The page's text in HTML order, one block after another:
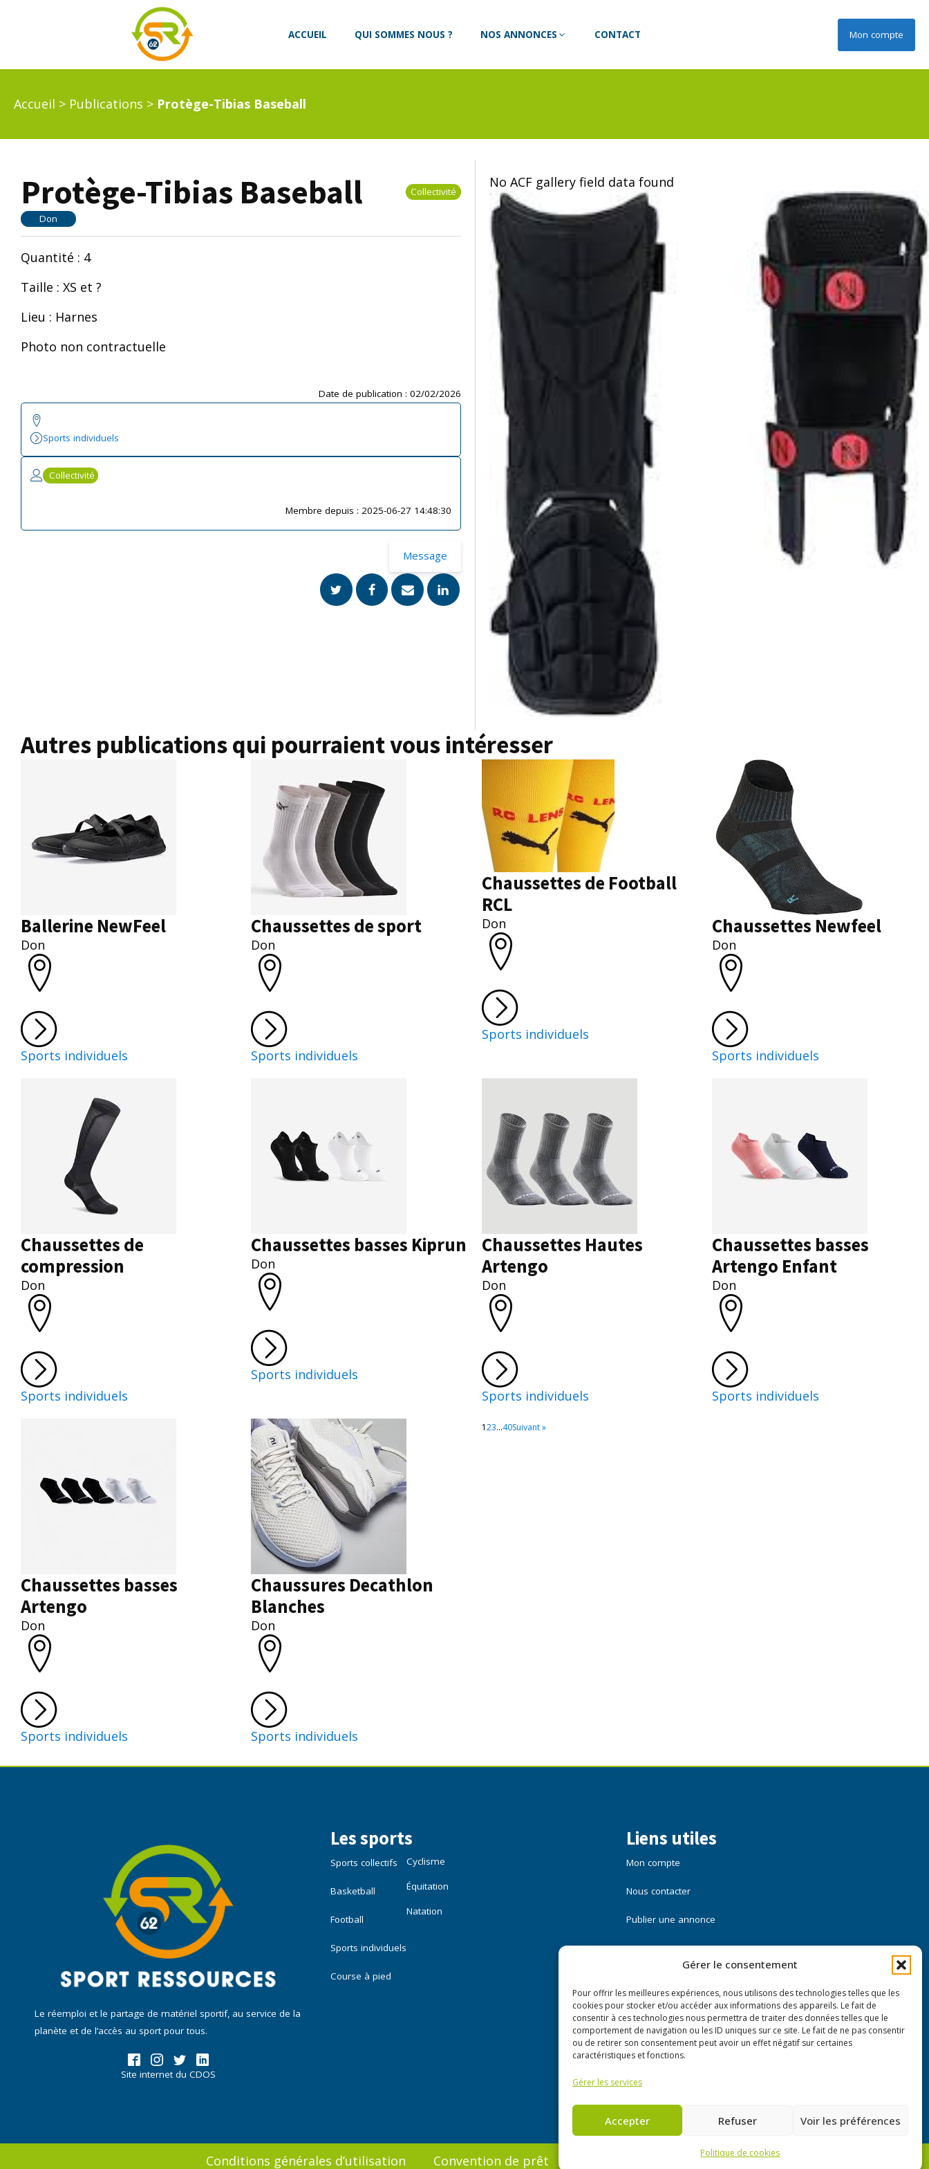
Gérer le consentement
Pour offrir les meilleures expériences, nous utilisons des technologies telles que les
cookies pour stocker et/ou accéder aux informations des appareils. Le fait de
consentir à ces technologies nous permettra de traiter des données telles que le
comportement de navigation ou les ID uniques sur ce site. Le fait de ne pas consentir
ou de retirer son consentement peut avoir un effet négatif sur certaines
caractéristiques et fonctions.
Gérer les services
Accepter Refuser Voir les préférences
Politique de cookies
ACCUEIL QUI SOMMES NOUS ? NOS ANNONCES CONTACT Mon compte
Accueil > Publications > Protège-Tibias Baseball
Protège-Tibias Baseball Collectivité
Don
Quantité : 4
Taille : XS et ?
Lieu : Harnes
Photo non contractuelle
Date de publication : 02/02/2026
Sports individuels
Collectivité
Membre depuis : 2025-06-27 14:48:30
Message
No ACF gallery field data found
Autres publications qui pourraient vous intéresser
Ballerine NewFeel
Don
Sports individuels
Chaussettes de sport
Don
Sports individuels
Chaussettes de Football
RCL
Don
Sports individuels
Chaussettes Newfeel
Don
Sports individuels
Chaussettes de
compression
Don
Sports individuels
Chaussettes basses Kiprun
Don
Sports individuels
Chaussettes Hautes
Artengo
Don
Sports individuels
Chaussettes basses
Artengo Enfant
Don
Sports individuels
Chaussettes basses
Artengo
Don
Sports individuels
Chaussures Decathlon
Blanches
Don
Sports individuels
123…40Suivant »
Le réemploi et le partage de matériel sportif, au service de la
planète et de l’accès au sport pour tous.
Site internet du CDOS
Les sports
Sports collectifs
Basketball
Football
Sports individuels
Course à pied
Cyclisme
Équitation
Natation
Liens utiles
Mon compte
Nous contacter
Publier une annonce
Conditions générales d’utilisation Convention de prêt Politique de cookies (UE)